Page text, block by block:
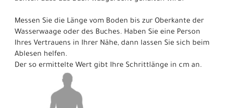
Messen Sie die Länge vom Boden bis zur Oberkante der
Wasserwaage oder des Buches. Haben Sie eine Person
Ihres Vertrauens in Ihrer Nähe, dann lassen Sie sich beim
Ablesen helfen.
Der so ermittelte Wert gibt Ihre Schrittlänge in cm an.